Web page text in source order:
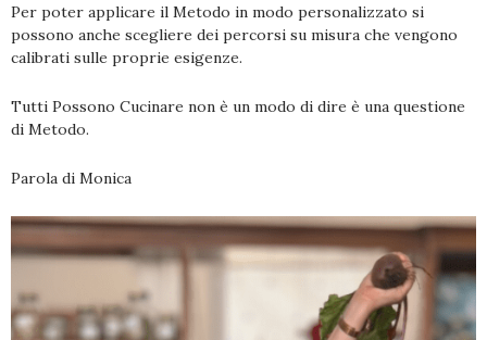
Per poter applicare il Metodo in modo personalizzato si
possono anche scegliere dei percorsi su misura che vengono
calibrati sulle proprie esigenze.
Tutti Possono Cucinare non è un modo di dire è una questione
di Metodo.
Parola di Monica